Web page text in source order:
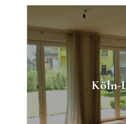
Köln-